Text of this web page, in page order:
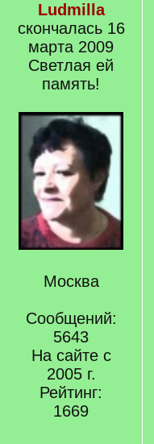
Ludmilla
скончалась 16
марта 2009
Светлая ей
память!
Москва
Сообщений:
5643
На сайте с
2005 г.
Рейтинг:
1669